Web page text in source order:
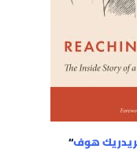
هوف“